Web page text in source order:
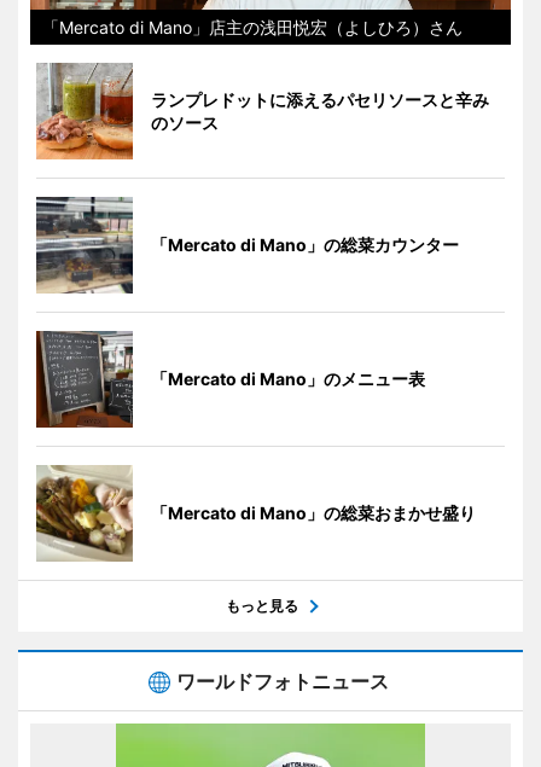
「Mercato di Mano」店主の浅田悦宏（よしひろ）さん
ランプレドットに添えるパセリソースと辛み
のソース
「Mercato di Mano」の総菜カウンター
「Mercato di Mano」のメニュー表
「Mercato di Mano」の総菜おまかせ盛り
もっと見る
ワールドフォトニュース